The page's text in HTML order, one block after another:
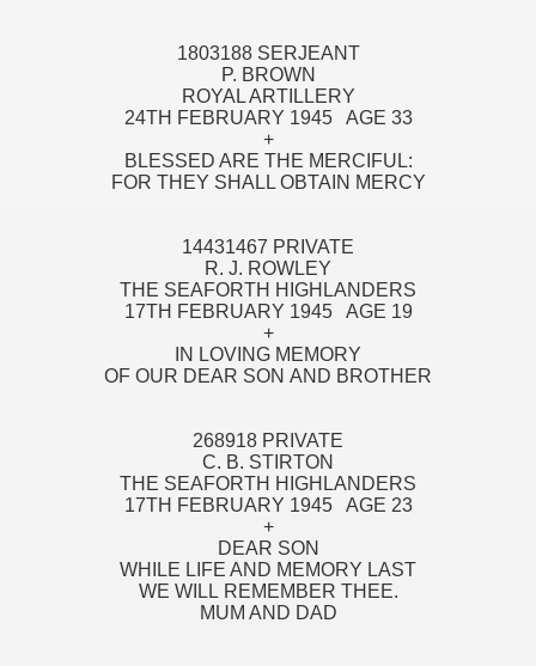
1803188 SERJEANT
P. BROWN
ROYAL ARTILLERY
24TH FEBRUARY 1945 AGE 33
+
BLESSED ARE THE MERCIFUL:
FOR THEY SHALL OBTAIN MERCY
14431467 PRIVATE
R. J. ROWLEY
THE SEAFORTH HIGHLANDERS
17TH FEBRUARY 1945 AGE 19
+
IN LOVING MEMORY
OF OUR DEAR SON AND BROTHER
268918 PRIVATE
C. B. STIRTON
THE SEAFORTH HIGHLANDERS
17TH FEBRUARY 1945 AGE 23
+
DEAR SON
WHILE LIFE AND MEMORY LAST
WE WILL REMEMBER THEE.
MUM AND DAD